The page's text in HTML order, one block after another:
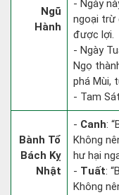
Ngũ
Hành
- Ngày
ngoại trừ
được lợi.
- Ngày
Ngọ
phá Mùi,
- Tam
Bành Tổ
Bách Kỵ
Nhật
- Canh:
Không
hư hại
- Tuất:
Không